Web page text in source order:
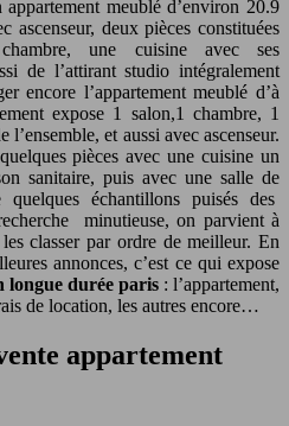
meublé d’environ 20.9
ascenseur, deux pièces constituées
une cuisine avec ses
de l’attirant studio intégralement
encore l’appartement meublé d’à
expose 1 salon,1 chambre, 1
et aussi avec ascenseur.
pièces avec une cuisine un
sanitaire, puis avec une salle de
échantillons puisés des
minutieuse, on parvient à
classer par ordre de meilleur. En
annonces, c’est ce qui expose
longue durée paris: l’appartement,
de location, les autres encore…
appartement